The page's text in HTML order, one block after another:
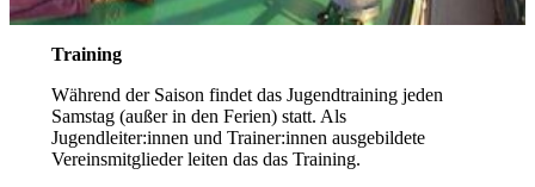
Training
Während der Saison findet das Jugendtraining jeden
Samstag (außer in den Ferien) statt. Als
Jugendleiter:innen und Trainer:innen ausgebildete
Vereinsmitglieder leiten das das Training.